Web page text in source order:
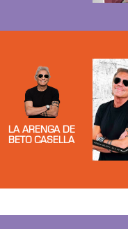
LA ARENGA DE
BETO CASELLA